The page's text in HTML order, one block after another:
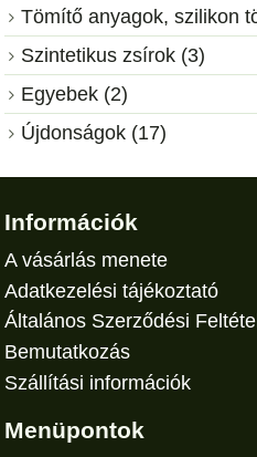
Tömítő anyagok, szilikon
Szintetikus zsírok (3)
Egyebek (2)
Újdonságok (17)
Információk
A vásárlás menete
Adatkezelési tájékoztató
Általános Szerződési
Bemutatkozás
Szállítási információk
Menüpontok